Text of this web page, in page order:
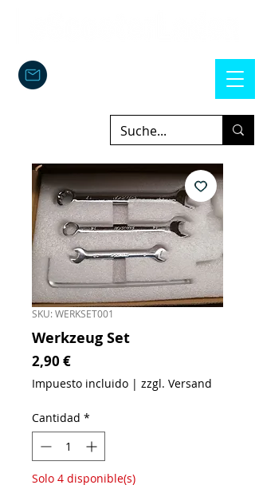
SKU: WERKSET001
Werkzeug Set
2,90 €Precio
Impuesto incluido | zzgl. Versand
Cantidad *
Solo 4 disponible(s)